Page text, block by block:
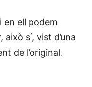
en ell podem
sí, vist d’una
de l’original.